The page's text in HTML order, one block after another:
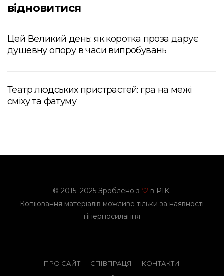
відновитися
Цей Великий день: як коротка проза дарує
душевну опору в часи випробувань
Театр людських пристрастей: гра на межі
сміху та фатуму
© 2015–2025 Зроблено з ♡ в PIK.
Копіювання матеріалів можливе тільки за наявності
гіперпосилання
ПРО САЙТ СПІВПРАЦЯ
КОНТАКТИ